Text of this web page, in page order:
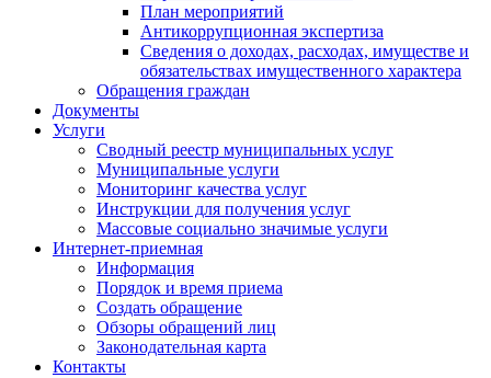
План мероприятий
Антикоррупционная экспертиза
Сведения о доходах, расходах, имуществе и
обязательствах имущественного характера
Обращения граждан
Документы
Услуги
Сводный реестр муниципальных услуг
Муниципальные услуги
Мониторинг качества услуг
Инструкции для получения услуг
Массовые социально значимые услуги
Интернет-приемная
Информация
Порядок и время приема
Создать обращение
Обзоры обращений лиц
Законодательная карта
Контакты